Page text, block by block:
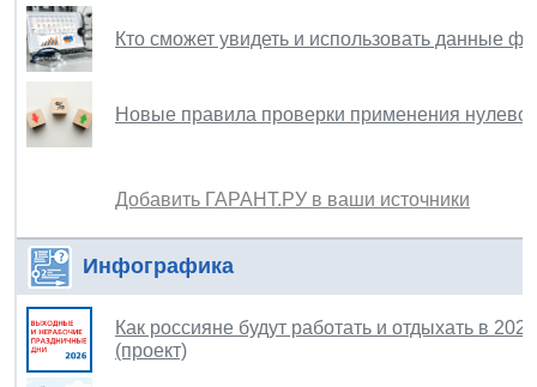
Кто сможет увидеть и использовать данные
Новые правила проверки применения
Добавить ГАРАНТ.РУ в ваши источники
Инфографика
Как россияне будут работать и отдыхать в
(проект)